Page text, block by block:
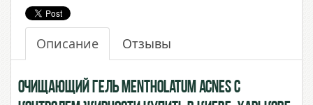
Описание Отзывы
Очищающий Гель Mentholatum Acnes с